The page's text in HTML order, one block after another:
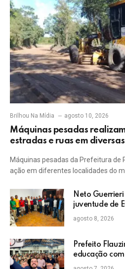
Brilhou Na Mídia agosto 10, 2026
Máquinas pesadas
estradas e ruas em
Máquinas pesadas da Prefeitura de
ação em diferentes localidades do
Neto
juventude de
projetos sociais
agosto 8, 2026
Prefeito
educação
do IDEB da